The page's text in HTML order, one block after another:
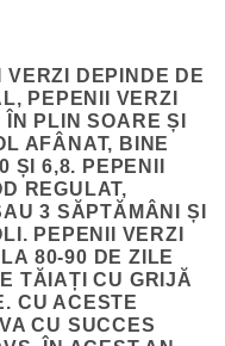
DEPINDE DE
PEPENII VERZI
PLIN SOARE ȘI
AFÂNAT, BINE
ȘI 6,8. PEPENII
REGULAT,
3 SĂPTĂMÂNI ȘI
PEPENII VERZI
80-90 DE ZILE
TĂIAȚI CU GRIJĂ
CU ACESTE
CU SUCCES